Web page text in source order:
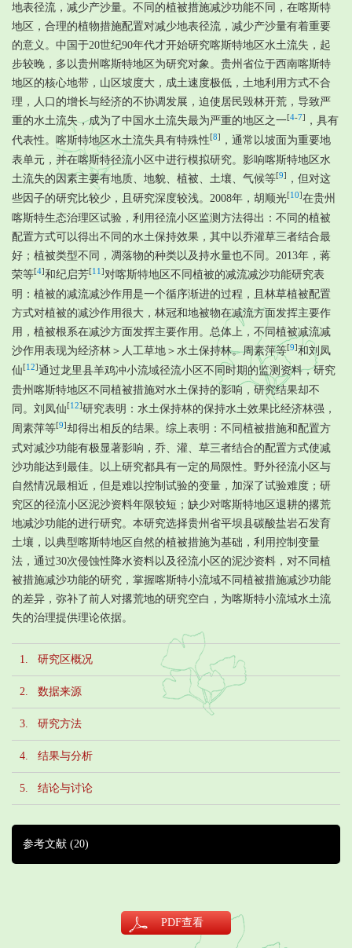
地表径流，减少产沙量。不同的植被措施减沙功能不同，在喀斯特
地区，合理的植物措施配置对减少地表径流，减少产沙量有着重要
的意义。中国于20世纪90年代才开始研究喀斯特地区水土流失，起
步较晚，多以贵州喀斯特地区为研究对象。贵州省位于西南喀斯特
地区的核心地带，山区坡度大，成土速度极低，土地利用方式不合
理，人口的增长与经济的不协调发展，迫使居民毁林开荒，导致严
重的水土流失，成为了中国水土流失最为严重的地区之一[4-7]
，具有
代表性。喀斯特地区水土流失具有特殊性[8]
，通常以坡面为重要地
表单元，并在喀斯特径流小区中进行模拟研究。影响喀斯特地区水
土流失的因素主要有地质、地貌、植被、土壤、气候等[9]
，但对这
些因子的研究比较少，且研究深度较浅。2008年，胡顺光[10]在贵州
喀斯特生态治理区试验，利用径流小区监测方法得出：不同的植被
配置方式可以得出不同的水土保持效果，其中以乔灌草三者结合最
好；植被类型不同，凋落物的种类以及持水量也不同。2013年，蒋
荣等[4]和纪启芳[11 ] 对喀斯特地区不同植被的减流减沙功能研究表
明：植被的减流减沙作用是一个循序渐进的过程，且林草植被配置
方式对植被的减沙作用很大，林冠和地被物在减流方面发挥主要作
用，植被根系在减沙方面发挥主要作用。总体上，不同植被减流减
沙作用表现为经济林＞人工草地＞水土保持林。周素萍等[9]和刘凤
仙[12]通过龙里县羊鸡冲小流域径流小区不同时期的监测资料，研究
贵州喀斯特地区不同植被措施对水土保持的影响，研究结果却不
同。刘凤仙[12]研究表明：水土保持林的保持水土效果比经济林强，
周素萍等[9]却得出相反的结果。综上表明：不同植被措施和配置方
式对减沙功能有极显著影响，乔、灌、草三者结合的配置方式使减
沙功能达到最佳。以上研究都具有一定的局限性。野外径流小区与
自然情况最相近，但是难以控制试验的变量，加深了试验难度；研
究区的径流小区泥沙资料年限较短；缺少对喀斯特地区退耕的撂荒
地减沙功能的进行研究。本研究选择贵州省平坝县碳酸盐岩石发育
土壤，以典型喀斯特地区自然的植被措施为基础，利用控制变量
法，通过30次侵蚀性降水资料以及径流小区的泥沙资料，对不同植
被措施减沙功能的研究，掌握喀斯特小流域不同植被措施减沙功能
的差异，弥补了前人对撂荒地的研究空白，为喀斯特小流域水土流
失的治理提供理论依据。
1. 研究区概况
2. 数据来源
3. 研究方法
4. 结果与分析
5. 结论与讨论
参考文献 (20)
PDF查看